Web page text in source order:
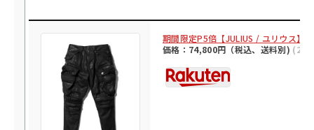
期間限定P5倍【JULIUS / ユリウス】
価格：74,800円（税込、送料別)